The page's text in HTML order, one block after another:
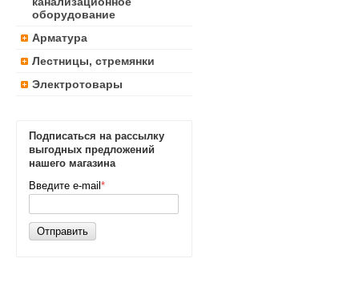
оборудование
Арматура
Лестницы, стремянки
Электротовары
Подписаться на рассылку
выгодных предложений
нашего магазина
Введите e-mail *
Отправить